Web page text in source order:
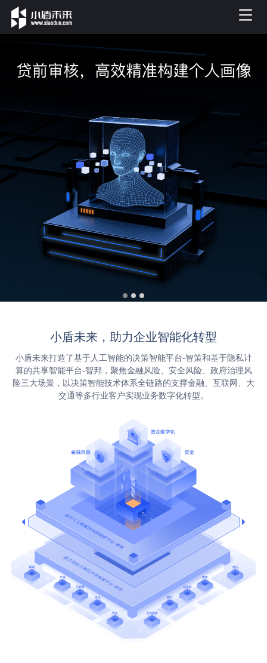
小盾未来，助力企业智能化转型
小盾未来打造了基于人工智能的决策智能平台-智策和基于隐私计
算的共享智能平台-智邦，聚焦金融风险、安全风险、政府治理风
险三大场景，以决策智能技术体系全链路的支撑金融、互联网、大
交通等多行业客户实现业务数字化转型。